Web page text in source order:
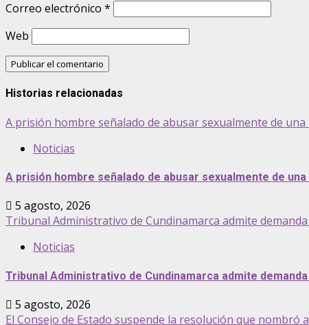
Correo electrónico *
Web
Historias relacionadas
A prisión hombre señalado de abusar sexualmente de una
Noticias
A prisión hombre señalado de abusar sexualmente de una
5 agosto, 2026
Tribunal Administrativo de Cundinamarca admite
Noticias
Tribunal Administrativo de Cundinamarca admite
5 agosto, 2026
El Consejo de Estado suspende la resolución que nombró